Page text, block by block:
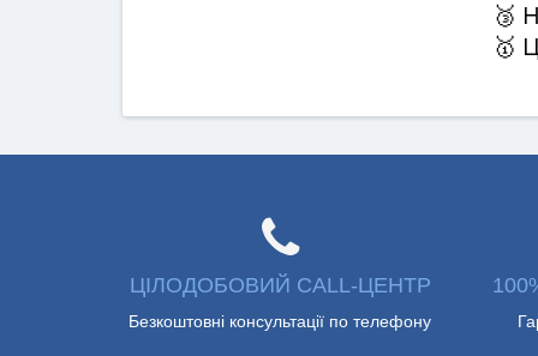
🥉
🥇
ЦІЛОДОБОВИЙ CALL-ЦЕНТР
Безкоштовні консультації по телефону